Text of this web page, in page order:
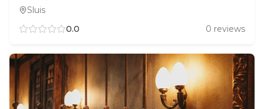
Sluis
0.0 0 reviews